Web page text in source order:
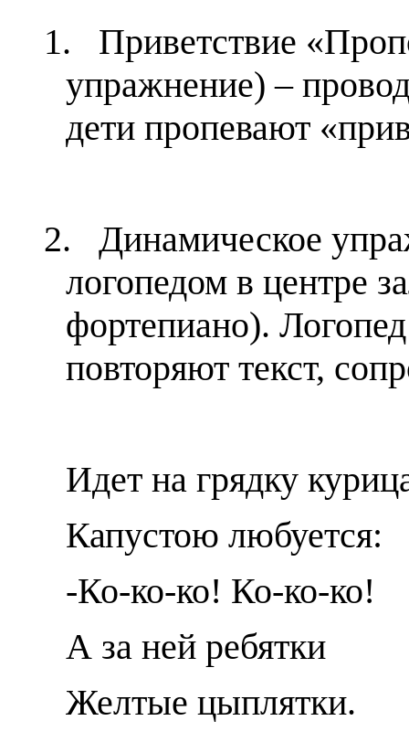
1.
Приветствие
упражнение) –
дети пропевают
2.
Динамическое
логопедом в центре
фортепиано).
повторяют текст,
Идет на грядку
Капустою
-Ко-ко-ко! Ко-ко-
А за ней ребятки
Желтые цыплятки.